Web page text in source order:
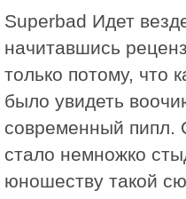
Superbad Идет
начитавшись
только потому, что
было увидеть
современный пипл.
стало немножко
юношеству такой